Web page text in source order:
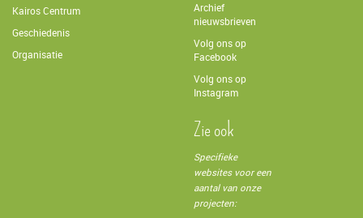
Kairos Centrum
Geschiedenis
Organisatie
Archief
nieuwsbrieven
Volg ons op
Facebook
Volg ons op
Instagram
Zie ook
Specifieke
websites voor een
aantal van onze
projecten: